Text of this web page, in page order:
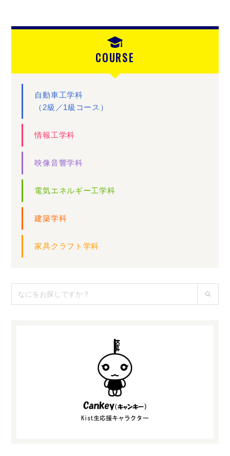
COURSE
自動車工学科
（2級／1級コース）
情報工学科
映像音響学科
電気エネルギー工学科
建築学科
家具クラフト学科